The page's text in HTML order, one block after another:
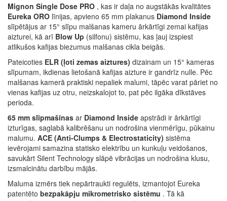
Mignon Single Dose PRO , kas ir daļa no augstākās kvalitātes
Eureka ORO līnijas, apvieno 65 mm plakanus Diamond Inside
slīpētājus ar 15° slīpu malšanas kameru ārkārtīgi zemai kafijas
aizturei, kā arī Blow Up (silfonu) sistēmu, kas ļauj izspiest
atlikušos kafijas biezumus malšanas cikla beigās.
Pateicoties ELR (ļoti zemas aiztures) dizainam un 15° kameras
slīpumam, ikdienas lietošanā kafijas aizture ir gandrīz nulle. Pēc
malšanas kamerā praktiski nepaliek malumi, tāpēc varat pāriet no
vienas kafijas uz otru, neizskalojot to, pat pēc ilgāka dīkstāves
perioda.
65 mm slīpmašīnas ar Diamond Inside apstrādi ir ārkārtīgi
izturīgas, saglabā kalibrēšanu un nodrošina vienmērīgu, pūkainu
malumu. ACE (Anti-Clumps & Electrostaticity) sistēma
ievērojami samazina statisko elektrību un kunkuļu veidošanos,
savukārt Silent Technology slāpē vibrācijas un nodrošina klusu,
izsmalcinātu darbību mājās.
Maluma izmērs tiek nepārtraukti regulēts, izmantojot Eureka
patentēto bezpakāpju mikrometrisko sistēmu . Tā kā